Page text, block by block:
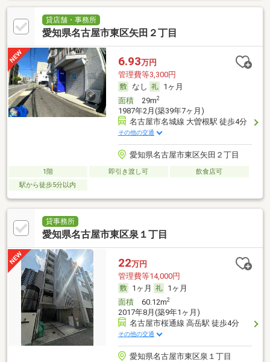
貸店舗・事務所
愛知県名古屋市東区矢田２丁目
6.93万円
管理費等3,300円
なし
1ヶ月
面積29m2
1987年2月(築39年7ヶ月)
名古屋市名城線 大曽根駅 徒歩4分
その他の交通
愛知県名古屋市東区矢田２丁目
1階 即引き渡し可
飲食店可
駅から徒歩5分以内
貸事務所
愛知県名古屋市東区泉１丁目
22万円
管理費等14,000円
1ヶ月
1ヶ月
面積60.12m2
2017年8月(築9年1ヶ月)
名古屋市桜通線 高岳駅 徒歩4分
その他の交通
愛知県名古屋市東区泉１丁目